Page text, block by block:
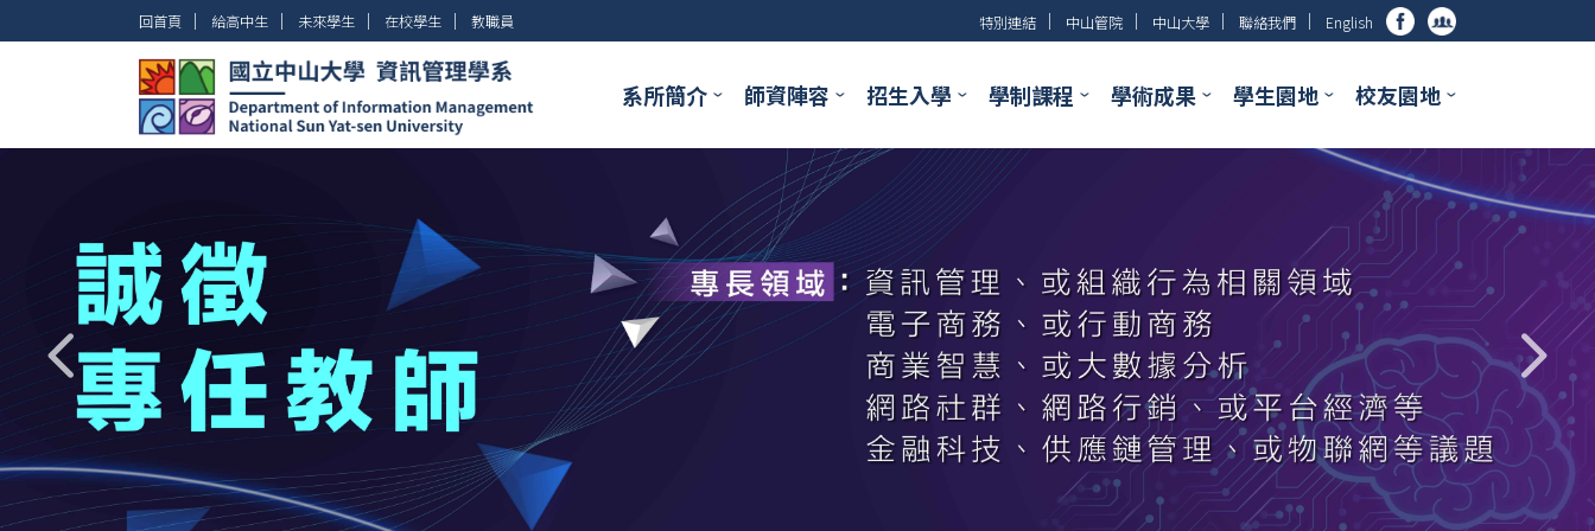
到
回首頁 │ 給高中生 │ 未來學生 │ 在校學生 │ 教職員 特別連結 │ 中山管院 │ 中山大學 │ 聯絡我們 │ English
系所簡介 師資陣容 招生入學 學制課程 學術成果 學生園地 校友園地